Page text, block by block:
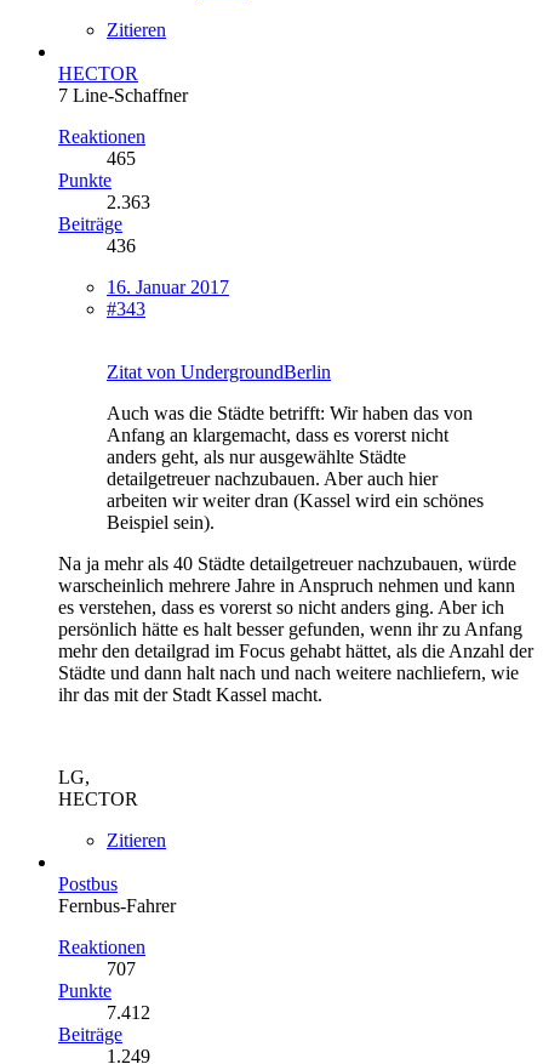
Zitieren
HECTOR
7 Line-Schaffner
Reaktionen
465
Punkte
2.363
Beiträge
436
16. Januar 2017
#343
Zitat von UndergroundBerlin
Auch was die Städte betrifft: Wir haben das von
Anfang an klargemacht, dass es vorerst nicht
anders geht, als nur ausgewählte Städte
detailgetreuer nachzubauen. Aber auch hier
arbeiten wir weiter dran (Kassel wird ein schönes
Beispiel sein).
Na ja mehr als 40 Städte detailgetreuer nachzubauen, würde
warscheinlich mehrere Jahre in Anspruch nehmen und kann
es verstehen, dass es vorerst so nicht anders ging. Aber ich
persönlich hätte es halt besser gefunden, wenn ihr zu Anfang
mehr den detailgrad im Focus gehabt hättet, als die Anzahl der
Städte und dann halt nach und nach weitere nachliefern, wie
ihr das mit der Stadt Kassel macht.
LG,
HECTOR
Zitieren
Postbus
Fernbus-Fahrer
Reaktionen
707
Punkte
7.412
Beiträge
1.249